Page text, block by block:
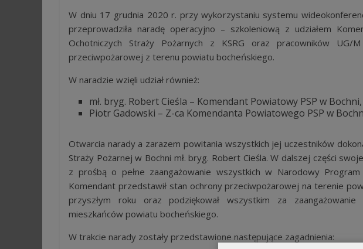
W dniu 17 grudnia 2020 r. przy wykorzystaniu systemu
przeprowadziła naradę operacyjno – szkoleniową z udziałem
Ochotniczych Straży Pożarnych z KSRG oraz pracowników UG/
przeciwpożarowej z terenu powiatu bocheńskiego.
W naradzie wzięli udział również:
mł. bryg. Robert Cieśla – Komendant Powiatowy PSP w Bochni,
Piotr Gadowski – Z-ca Komendanta Powiatowego PSP w
Otwarcia narady a zarazem powitania wszystkich jej uczestników
Straży Pożarnej w Bochni mł. bryg. Robert Cieśla. W dalszej części
z prośbą o pełne zaangażowanie wszystkich w Narodowy Program
Komendant przedstawił stan ochrony przeciwpożarowej na terenie
przyszłym roku oraz podziękował wszystkim za
mieszkańców powiatu bocheńskiego.
W trakcie narady zostały przedstawione następujące zagadnienia: